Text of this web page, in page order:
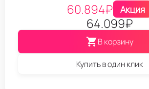
60.894₽ Акция
64.099₽
В корзину
Купить в один клик